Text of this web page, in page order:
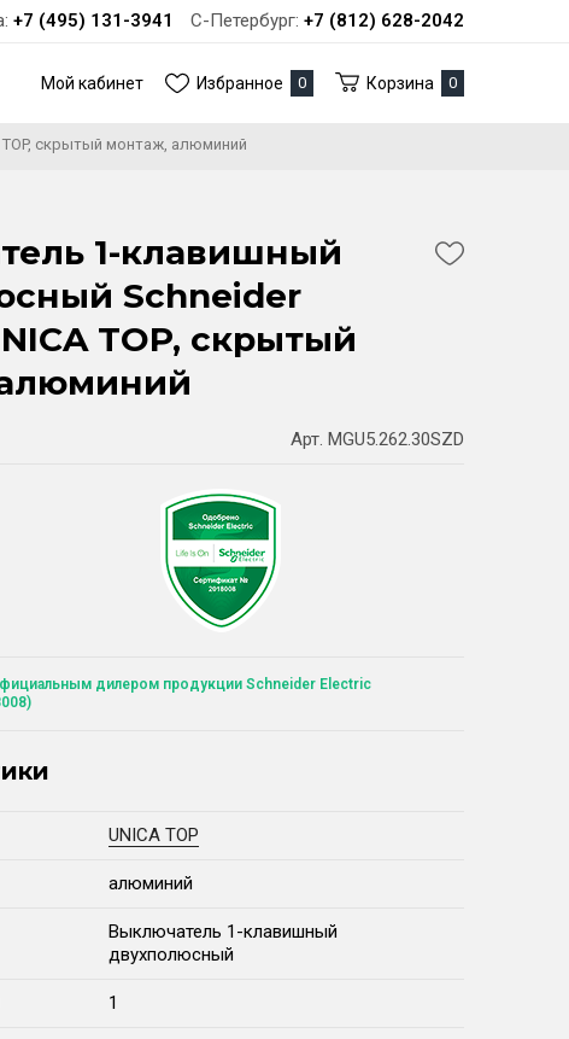
+7 (495) 131-3941 С-Петербург: +7 (812) 628-2042
Мой кабинет Избранное 0 Корзина 0
скрытый монтаж, алюминий
1-клавишный
Schneider
TOP, скрытый
Арт. MGU5.262.30SZD
дилером продукции Schneider Electric
UNICA TOP
алюминий
Выключатель 1-клавишный
двухполюсный
1